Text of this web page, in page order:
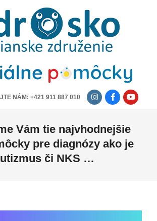
NÁM: +421 911 887 010
Vám tie najvhodnejšie
pre diagnózy ako je
či NKS …